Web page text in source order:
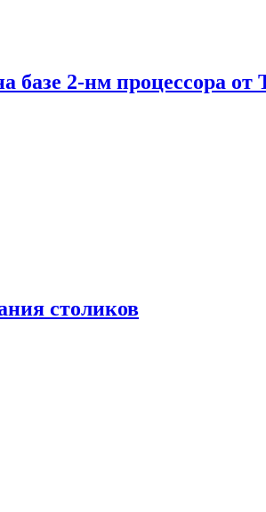
базе 2-нм процессора от
столиков